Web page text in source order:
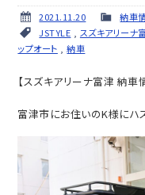
2021.11.20
納車
JSTYLE
スズキアリーナ
ップオート ,納車
【スズキアリーナ富津 納車
富津市にお住いのK様にハ